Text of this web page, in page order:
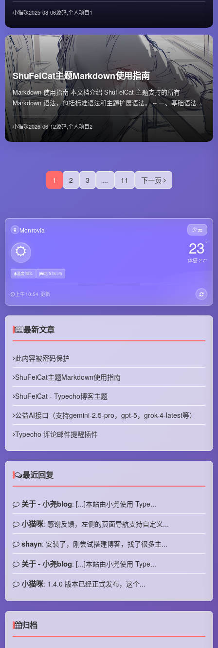
小猫咪2025-08-06源码,个人项目1
ShuFeiCat主题Markdown使用指南
Markdown 使用指南 本文档介绍 ShuFeiCat 主题支持的所有
Markdown 语法，包括标准语法和主题扩展语法。 -- 一、基础语法
1.1 标...
小猫咪2026-06-12源码,个人项目2
1 2 3 ... 11 下一页
Monrovia 少云
23°
体感 27°
湿度 95% 北 5.1km/h
上午10:54 更新
最新文章
此内容被密码保护
ShuFeiCat主题Markdown使用指南
ShuFeiCat - Typecho博客主题
公益AI接口（支持gemini-2.5-pro，gpt-5，grok-4-latest等）
Typecho 评论邮件提醒插件
最近回复
关于 - 小尧blog: [...]本站由小尧使用 Type...
小猫咪: 感谢反馈，左侧的页面导航支持自定义...
shayn: 安装了，刚尝试搭建博客，找了很多主...
关于 - 小尧blog: [...]本站由小尧使用 Type...
小猫咪: 1.4.0 版本已经正式发布，这个...
归档